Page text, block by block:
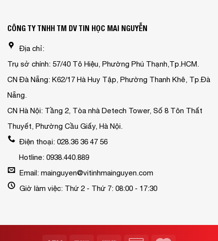
CÔNG TY TNHH TM DV TIN HỌC MAI NGUYỄN
Địa chỉ:
Trụ sở chính: 57/40 Tô Hiệu, Phường Phú Thạnh,Tp.HCM.
CN Đà Nẵng: K62/17 Hà Huy Tập, Phường Thanh Khê, Tp.Đà
Nẵng.
CN Hà Nội: Tầng 2, Tòa nhà Detech Tower, Số 8 Tôn Thất
Thuyết, Phường Cầu Giấy, Hà Nội.
Điện thoại: 028.36 36 47 56
Hotline: 0938.440.889
Email: mainguyen@vitinhmainguyen.com
Giờ làm việc: Thứ 2 - Thứ 7: 08:00 - 17:30